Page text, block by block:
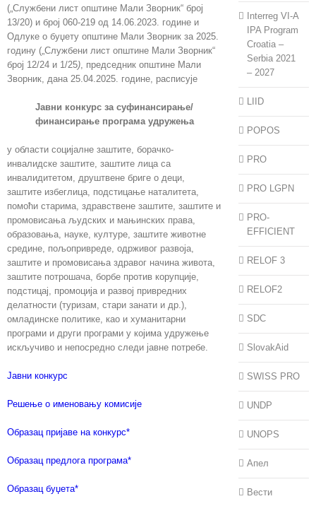
(„Службени лист општине Мали Зворник“ број
13/20) и број 060-219 од 14.06.2023. године и
Одлуке о буџету општине Мали Зворник за 2025.
годину („Службени лист општине Мали Зворник“
број 12/24 и 1/25) , председник општине Мали
Зворник, дана 25.04.2025. године, расписује
Јавни конкурс за суфинансирање/
финансирање програма удружења
у области социјалне заштите, борачко-
инвалидске заштите, заштите лица са
инвалидитетом, друштвене бриге о деци,
заштите избеглица, подстицање наталитета,
помоћи старима, здравствене заштите, заштите и
промовисања људских и мањинских права,
образовања, науке, културе, заштите животне
средине, пољопривреде, одрживог развоја,
заштите и промовисања здравог начина живота,
заштите потрошача, борбе против корупције,
подстицај, промоција и развој привредних
делатности (туризам, стари занати и др.),
омладинске политике, као и хуманитарни
програми и други програми у којима удружење
искључиво и непосредно следи јавне потребе.
Јавни конкурс
Решење о именовању комисије
Образац пријаве на конкурс*
Образац предлога програма*
Образац буџета*
Interreg VI-A
IPA Program
Croatia –
Serbia 2021
– 2027
LIID
POPOS
PRO
PRO LGPN
PRO-
EFFICIENT
RELOF 3
RELOF2
SDC
SlovakAid
SWISS PRO
UNDP
UNOPS
Апел
Вести